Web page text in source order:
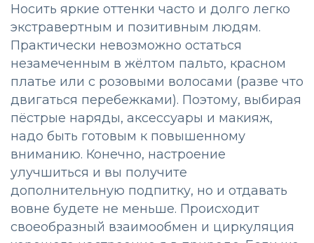
Носить яркие оттенки часто и долго легко
экстравертным и позитивным людям.
Практически невозможно остаться
незамеченным в жёлтом пальто, красном
платье или с розовыми волосами (разве что
двигаться перебежками). Поэтому, выбирая
пёстрые наряды, аксессуары и макияж,
надо быть готовым к повышенному
вниманию. Конечно, настроение
улучшиться и вы получите
дополнительную подпитку, но и отдавать
вовне будете не меньше. Происходит
своеобразный взаимообмен и циркуляция